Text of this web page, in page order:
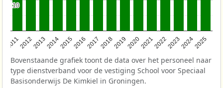
201120122013201420152016201720182019202020212022202320242025
10
10
Bovenstaande grafiek toont de data over het personeel naar
type dienstverband voor de vestiging School voor Speciaal
Basisonderwijs De Kimkiel in Groningen.